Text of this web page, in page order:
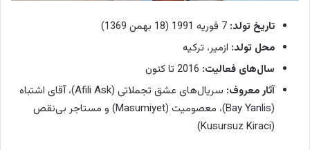
تاریخ تولد:
محل تولد: ازمیر، ترکیه
سال‌های فعالیت:
آثار معروف:
سریال‌های عشق تجملاتی (Afili Ask)، آقای اشتباه
(Bay Yanlis)، معصومیت (Masumiyet) و مستاجر بی‌نقص
(Kusursuz Kiraci)